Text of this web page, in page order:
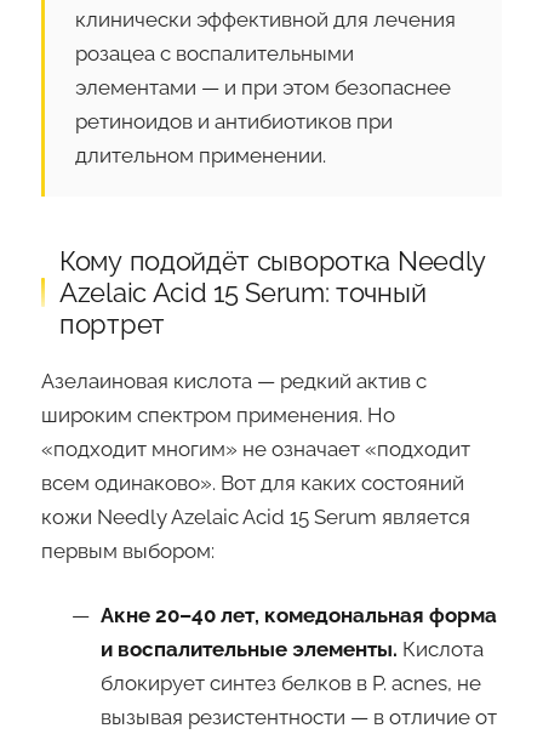
клинически эффективной для лечения
розацеа с воспалительными
элементами — и при этом безопаснее
ретиноидов и антибиотиков при
длительном применении.
Кому подойдёт сыворотка Needly
Azelaic Acid 15 Serum: точный
портрет
Азелаиновая кислота — редкий актив с
широким спектром применения. Но
«подходит многим» не означает «подходит
всем одинаково». Вот для каких состояний
кожи Needly Azelaic Acid 15 Serum является
первым выбором:
Акне 20–40 лет, комедональная форма
и воспалительные элементы. Кислота
блокирует синтез белков в P. acnes, не
вызывая резистентности — в отличие от